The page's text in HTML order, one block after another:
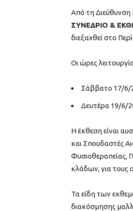
Από τη Διεύθυνση
ΣΥΝΕΔΡΙΟ &
διεξαχθεί στο
Οι ώρες
Σάββατο 17/6/
Δευτέρα 19/6/
Η έκθεση είναι
και Σπουδαστές
Φυσιοθεραπείας,
κλάδων, για τους
Τα είδη των
διακόσμησης